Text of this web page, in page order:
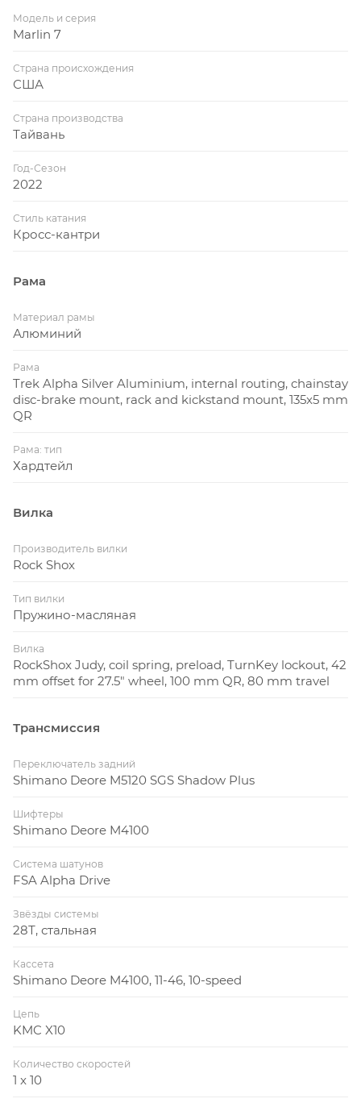
Модель и серия
Marlin 7
Страна происхождения
США
Страна производства
Тайвань
Год-Сезон
2022
Стиль катания
Кросс-кантри
Рама
Материал рамы
Алюминий
Рама
Trek Alpha Silver Aluminium, internal routing, chainstay
disc-brake mount, rack and kickstand mount, 135x5 mm
QR
Рама: тип
Хардтейл
Вилка
Производитель вилки
Rock Shox
Тип вилки
Пружино-масляная
Вилка
RockShox Judy, coil spring, preload, TurnKey lockout, 42
mm offset for 27.5" wheel, 100 mm QR, 80 mm travel
Трансмиссия
Переключатель задний
Shimano Deore M5120 SGS Shadow Plus
Шифтеры
Shimano Deore M4100
Система шатунов
FSA Alpha Drive
Звёзды системы
28Т, стальная
Кассета
Shimano Deore M4100, 11-46, 10-speed
Цепь
KMC X10
Количество скоростей
1 x 10